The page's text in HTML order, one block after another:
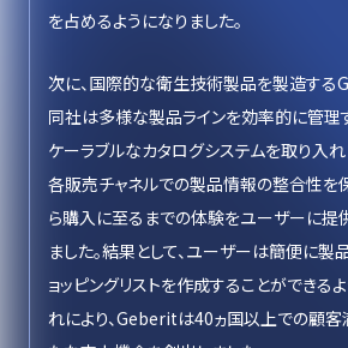
を占めるようになりました。
次に、国際的な衛生技術製品を製造する
同社は多様な製品ラインを効率的に管理
ケーラブルなカタログシステムを取り入れ
各販売チャネルでの製品情報の整合性を
ら購入に至るまでの体験をユーザーに提
ました。結果として、ユーザーは簡便に製
ョッピングリストを作成することができる
れにより、Geberitは40ヵ国以上での顧客